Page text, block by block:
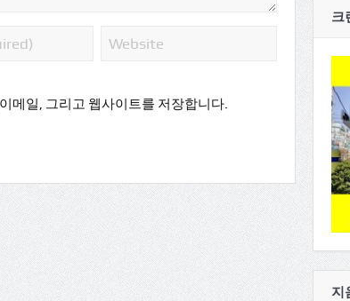
메일, 그리고 웹사이트를 저장합니다.
크
지